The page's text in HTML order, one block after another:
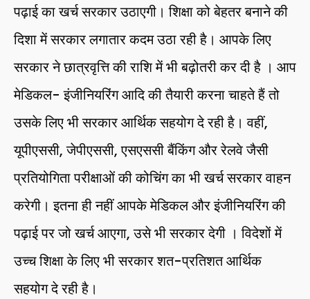
पढ़ाई का खर्च सरकार उठाएगी। शिक्षा को बेहतर बनाने की
दिशा में सरकार लगातार कदम उठा रही है। आपके लिए
सरकार ने छात्रवृत्ति की राशि में भी बढ़ोतरी कर दी है । आप
मेडिकल- इंजीनियरिंग आदि की तैयारी करना चाहते हैं तो
उसके लिए भी सरकार आर्थिक सहयोग दे रही है। वहीं,
यूपीएससी, जेपीएससी, एसएससी बैंकिंग और रेलवे जैसी
प्रतियोगिता परीक्षाओं की कोचिंग का भी खर्च सरकार वाहन
करेगी। इतना ही नहीं आपके मेडिकल और इंजीनियरिंग की
पढ़ाई पर जो खर्च आएगा, उसे भी सरकार देगी । विदेशों में
उच्च शिक्षा के लिए भी सरकार शत-प्रतिशत आर्थिक
सहयोग दे रही है।